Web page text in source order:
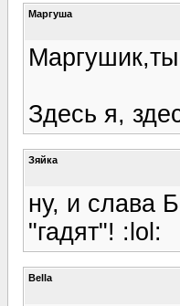
Маргуша
Здесь я,
Зяйка
ну, и слава
"гадят"! :lol:
Bella